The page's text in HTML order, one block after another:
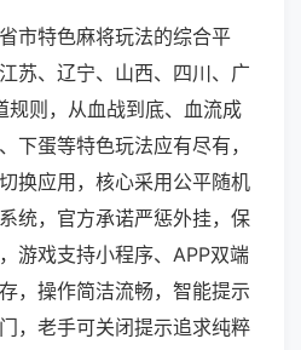
市特色麻将玩法的综合平
苏、辽宁、山西、四川、广
则，从血战到底、血流成
下蛋等特色玩法应有尽有，
换应用，核心采用公平随机
统，官方承诺严惩外挂，保
游戏支持小程序、APP双端
，操作简洁流畅，智能提示
，老手可关闭提示追求纯粹